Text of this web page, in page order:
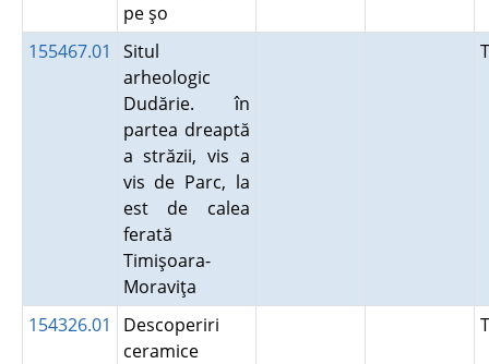
pe şo
155467.01
Situl
arheologic
Dudărie. în
partea dreaptă
a străzii, vis a
vis de Parc, la
est de calea
ferată
Timişoara-
Moraviţa
154326.01
Descoperiri
ceramice